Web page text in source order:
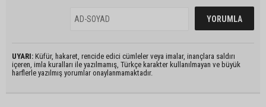
UYARI: Küfür, hakaret, rencide edici cümleler veya imalar, inançlara saldırı
içeren, imla kuralları ile yazılmamış, Türkçe karakter kullanılmayan ve büyük
harflerle yazılmış yorumlar onaylanmamaktadır.